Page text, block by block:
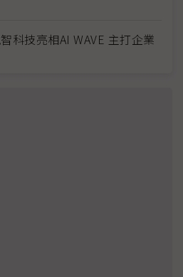
科技亮相AI WAVE 主打企業